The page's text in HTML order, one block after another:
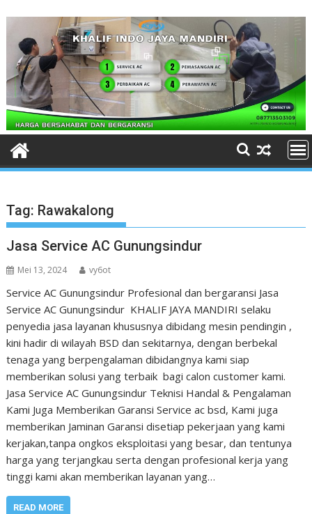
content
Tag: Rawakalong
Jasa Service AC Gunungsindur
Mei 13, 2024 vy6ot
Service AC Gunungsindur Profesional dan bergaransi Jasa
Service AC Gunungsindur KHALIF JAYA MANDIRI selaku
penyedia jasa layanan khususnya dibidang mesin pendingin ,
kini hadir di wilayah BSD dan sekitarnya, dengan berbekal
tenaga yang berpengalaman dibidangnya kami siap
memberikan solusi yang terbaik bagi calon customer kami.
Jasa Service AC Gunungsindur Teknisi Handal & Pengalaman
Kami Juga Memberikan Garansi Service ac bsd, Kami juga
memberikan Jaminan Garansi disetiap pekerjaan yang kami
kerjakan,tanpa ongkos eksploitasi yang besar, dan tentunya
harga yang terjangkau serta dengan profesional kerja yang
tinggi kami akan memberikan layanan yang…
READ MORE